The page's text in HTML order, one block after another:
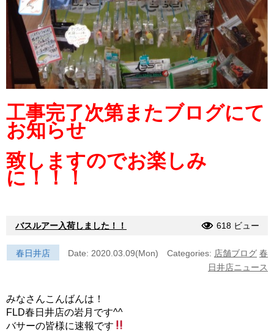
工事完了次第またブログにて
お知らせ
致しますのでお楽しみ
に！！！
バスルアー入荷しました！！ 618 ビュー
春日井店 Date: 2020.03.09(Mon) Categories: 店舗ブログ 春
日井店ニュース
みなさんこんばんは！
FLD春日井店の岩月です^^
バサーの皆様に速報です